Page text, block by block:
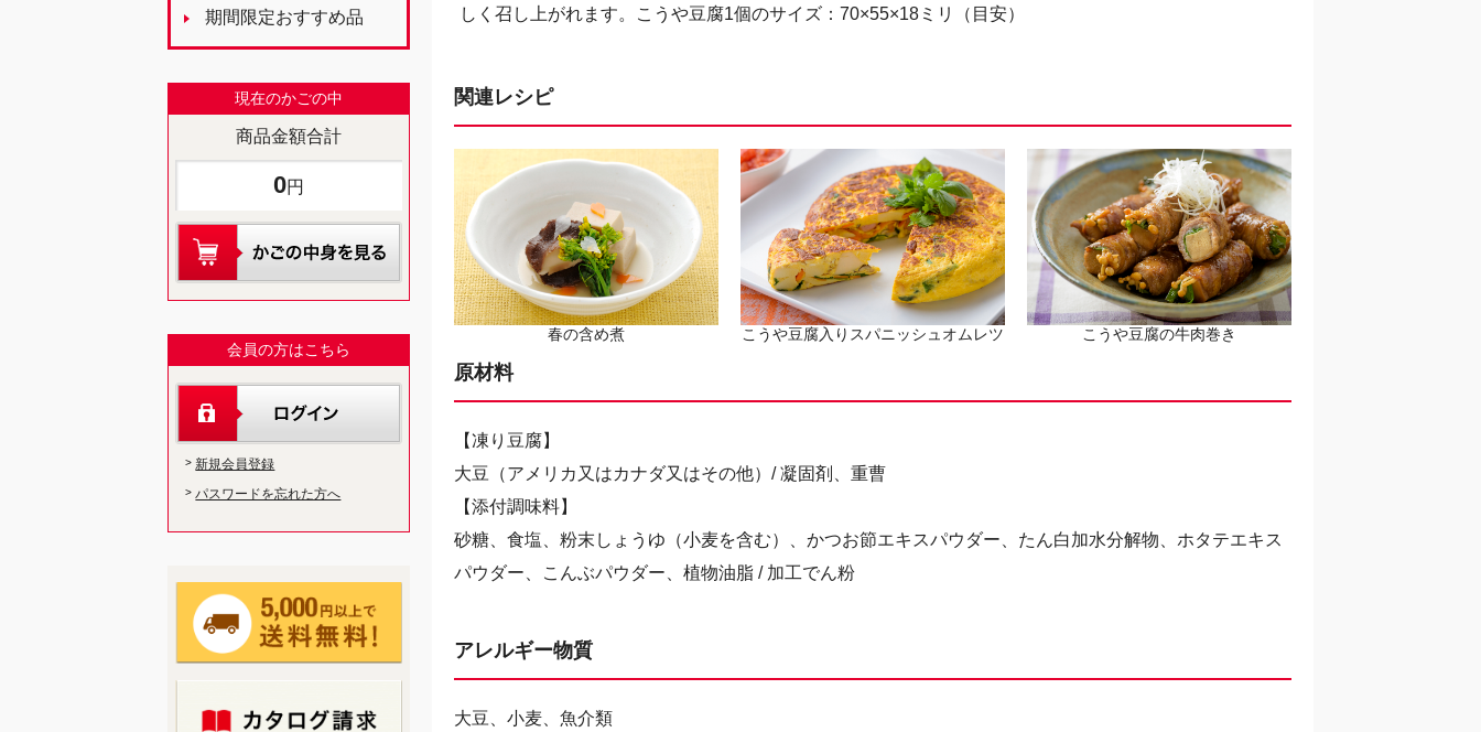
しく召し上がれます。こうや豆腐1個のサイズ：70×55×18ミリ（目安）
関連レシピ
春の含め煮 こうや豆腐入りスパニッシュオムレツ こうや豆腐の牛肉巻き
原材料
【凍り豆腐】
大豆（アメリカ又はカナダ又はその他）/ 凝固剤、重曹
【添付調味料】
砂糖、食塩、粉末しょうゆ（小麦を含む）、かつお節エキスパウダー、たん白加水分解物、ホタテエキス
パウダー、こんぶパウダー、植物油脂 / 加工でん粉
アレルギー物質
大豆、小麦、魚介類
期間限定おすすめ品
現在のかごの中
商品金額合計
0円
会員の方はこちら
新規会員登録
パスワードを忘れた方へ